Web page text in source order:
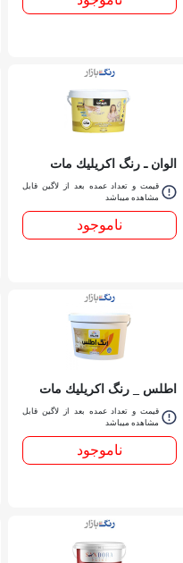
الوان ـ رنگ اكريليك مات
لاتكس 3140 ـ ربعيقیمت و تعداد عمده بعد از لاگین قابل
مشاهده میباشد
ناموجود
اطلس _ رنگ اكريليك مات
300 _ گالنقیمت و تعداد عمده بعد از لاگین قابل
مشاهده میباشد
ناموجود